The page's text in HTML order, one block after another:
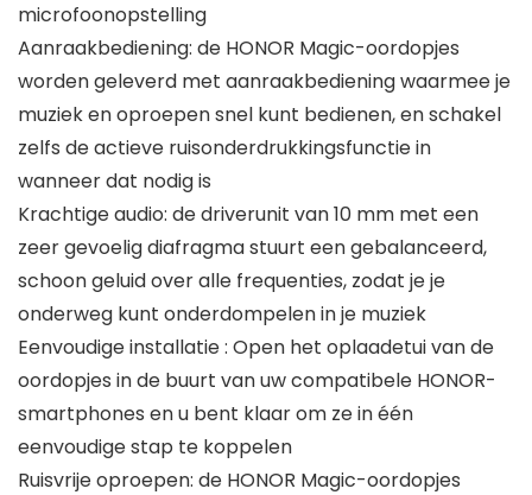
microfoonopstelling
Aanraakbediening: de HONOR Magic-oordopjes
worden geleverd met aanraakbediening waarmee je
muziek en oproepen snel kunt bedienen, en schakel
zelfs de actieve ruisonderdrukkingsfunctie in
wanneer dat nodig is
Krachtige audio: de driverunit van 10 mm met een
zeer gevoelig diafragma stuurt een gebalanceerd,
schoon geluid over alle frequenties, zodat je je
onderweg kunt onderdompelen in je muziek
Eenvoudige installatie : Open het oplaadetui van de
oordopjes in de buurt van uw compatibele HONOR-
smartphones en u bent klaar om ze in één
eenvoudige stap te koppelen
Ruisvrije oproepen: de HONOR Magic-oordopjes